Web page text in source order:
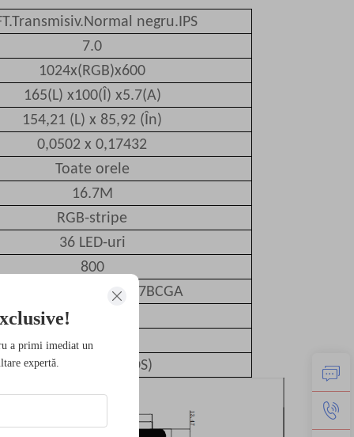
negru.IPS
7.0
1024x(RGB)x600
165(L) x100(Î) x5.7(A)
154,21 (L) x 85,92 (În)
0,0502 x 0,17432
Toate orele
16.7M
RGB-stripe
36 LED-uri
800
EK79007AD3+EK73217BCGA
VDD=1,8
CTP(C:FT5446DOS)
a primi imediat un
expertă.